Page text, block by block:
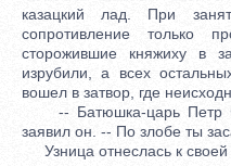
казацкий лад. При
сопротивление только
сторожившие княжиху в
изрубили, а всех
вошел в затвор, где
-- Батюшка-царь Петр
заявил он. -- По злобе ты
Узница отнеслась к